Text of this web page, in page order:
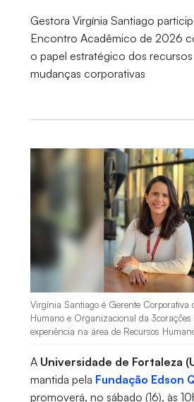
Gestora Virgínia Santiago
Encontro Acadêmico de 2026
o papel estratégico dos
mudanças corporativas
Virgínia Santiago é Gerente Corporativa
Humano e Organizacional da 3corações
experiência na área de Recursos
A Universidade de Fortaleza
mantida pela Fundação Edson
promoverá, no sábado (16), às